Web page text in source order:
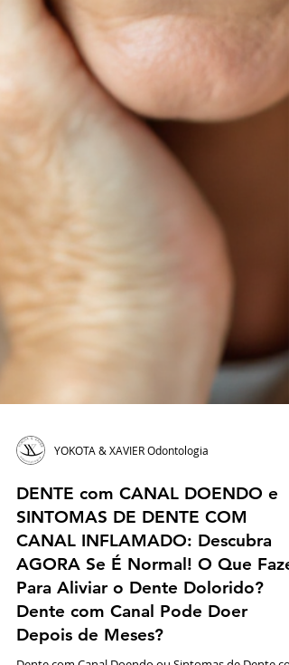
YOKOTA & XAVIER Odontologia
DENTE com CANAL DOENDO e
SINTOMAS DE DENTE COM
CANAL INFLAMADO: Descubra
AGORA Se É Normal! O Que
Para Aliviar o Dente Dolorido?
Dente com Canal Pode Doer